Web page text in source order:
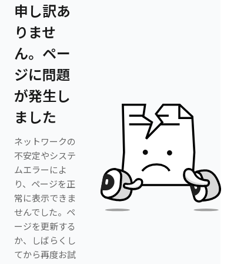
申し訳あ
りませ
ん。ペー
ジに問題
が発生し
ました
ネットワークの
不安定やシステ
ムエラーによ
り、ページを正
常に表示できま
せんでした。ペ
ージを更新する
か、しばらくし
てから再度お試